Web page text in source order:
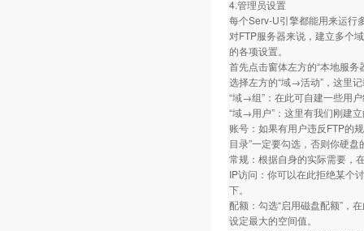
4.管理员设置
每个Serv-U引擎都能用来运行
对FTP服务器来说，建立多个
的各项设置。
首先点击窗体左方的“本地服务
选择左方的“域→活动”，这里
“域→组”：在此可自建一些用
“域→用户”：这里有我们刚建
账号：如果有用户违反FTP的
目录”一定要勾选，否则你硬
常规：根据自身的实际需要，
IP访问：你可以在此拒绝某个
下。
配额：勾选“启用磁盘配额”，
设定最大的空间值。